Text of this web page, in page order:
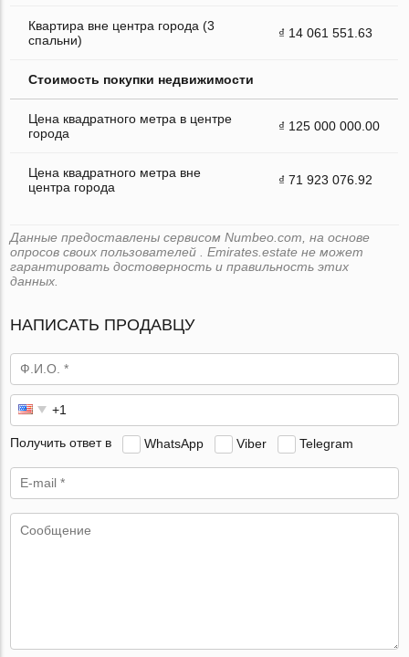
Квартира вне центра города (3
спальни)
₫ 14 061 551.63
Стоимость покупки недвижимости
Цена квадратного метра в центре
города
₫ 125 000 000.00
Цена квадратного метра вне
центра города
₫ 71 923 076.92
Данные предоставлены сервисом Numbeo.com, на основе
опросов своих пользователей . Emirates.estate не может
гарантировать достоверность и правильность этих
данных.
НАПИСАТЬ ПРОДАВЦУ
Получить ответ в WhatsApp Viber Telegram